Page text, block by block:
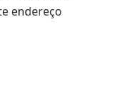
endereço